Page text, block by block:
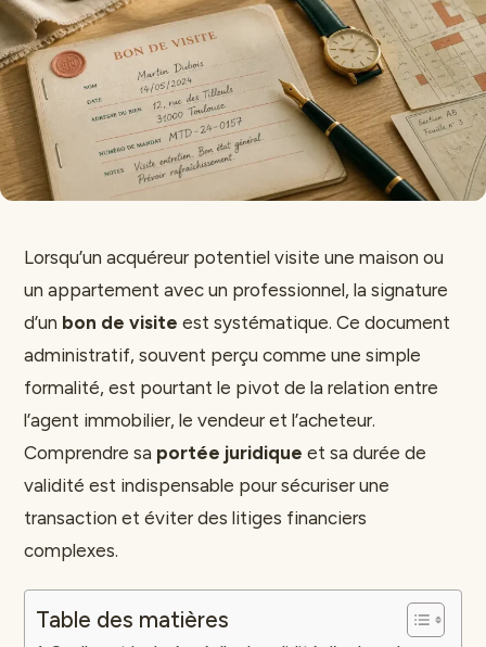
Lorsqu’un acquéreur potentiel visite une maison ou
un appartement avec un professionnel, la signature
d’un bon de visite est systématique. Ce document
administratif, souvent perçu comme une simple
formalité, est pourtant le pivot de la relation entre
l’agent immobilier, le vendeur et l’acheteur.
Comprendre sa portée juridique et sa durée de
validité est indispensable pour sécuriser une
transaction et éviter des litiges financiers
complexes.
Table des matières